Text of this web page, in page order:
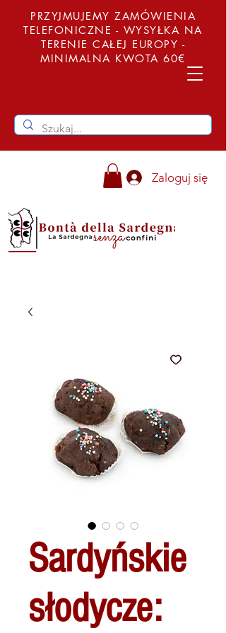
PRZYJMUJEMY ZAMÓWIENIA
TELEFONICZNE - WYSYŁKA NA
TERENIE CAŁEJ EUROPY -
MINIMALNA KWOTA 60€
Zaloguj się
Sardyńskie
słodycze: